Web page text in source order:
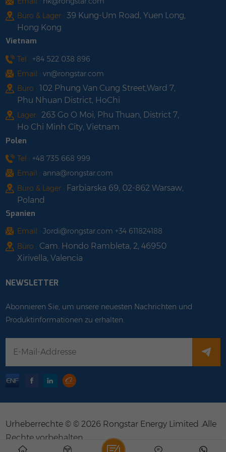
angepasst werden.
Büro & Lager : 39 Kung-Um Road, Yuen Long,
Hong Kong
Vietnam
Tel : +84 522 038 896
Email : vn@rongstar.com
Büro : 102 Phung Van Cung Street,Ward 7,
Phu Nhuan District, HoChi
Lager : 263 Go O Moi, Phu Thuan, District 7,
Ho Chi Minh City, Vietnam
Polen
Tel : +48 735 668 999
Email : anna@rongstar.com
Büro & Lager : Farbiarska 69, 02-862 Warsaw,
Poland
Spanien
Email : Jordi@rongstar.com +34 611824188
Büro : Cam. Hondo Rambleta, 2, 46950
Xirivella, Valencia
NEWSLETTER
Abonnieren Sie, um unsere neuesten Nachrichten und
Produktinformationen zu erhalten.
Urheberrechte © © 2026 Rongstar Energy Limited .Alle
Rechte vorbehalten .